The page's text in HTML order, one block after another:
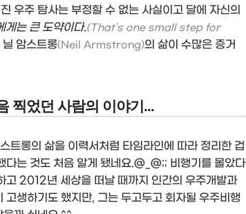
우주 탐사는 부정할 수 없는 사실이고 달에 자신의
게는 큰 도약이다.(That’s one small step for
암스트롱(Neil Armstrong)의 삶이 수많은 증거
찍었던 사람의 이야기...
트롱의 삶을 이력서처럼 타임라인에 따라 정리한 겁
는 것도 처음 알게 됐네요.@_@;; 비행기를 몰았다
고 2012년 세상을 떠날 때까지 인간의 우주개발과
생하기도 했지만, 그는 두고두고 회자될 우주비행